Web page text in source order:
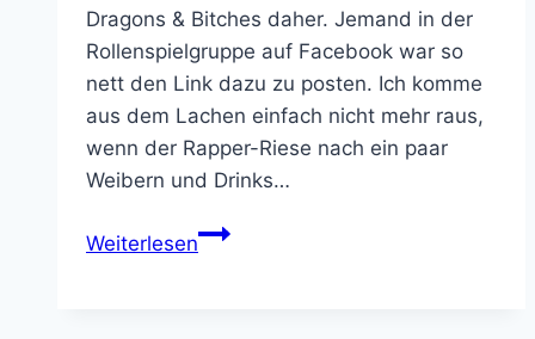
Dragons & Bitches daher. Jemand in der
Rollenspielgruppe auf Facebook war so
nett den Link dazu zu posten. Ich komme
aus dem Lachen einfach nicht mehr raus,
wenn der Rapper-Riese nach ein paar
Weibern und Drinks…
WeiterlesenDungeons